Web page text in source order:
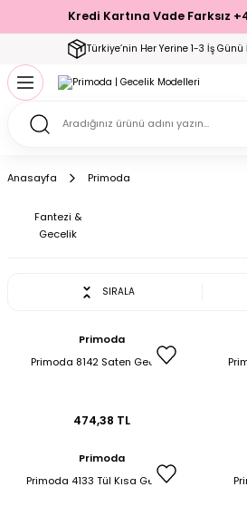
Kredi Kartına Vade Farksız
Türkiye’nin Her Yerine 1-3 İş
Türkiye’nin Her Yerine 1-3 İş
Geri Dön
& Büstiyer Takım
Geri Dön
Geri Dön
Geri Dön
Setler
Geri Dön
Geri Dön
Geri Dön
Geri Dön
Geri Dön
Anasayfa Primoda
Fantezi &
Gecelik
SIRALA
Primoda
Primoda 8142 Saten Gecelik
474,38 TL
Primoda
Primoda 4133 Tül Kısa Gecelik